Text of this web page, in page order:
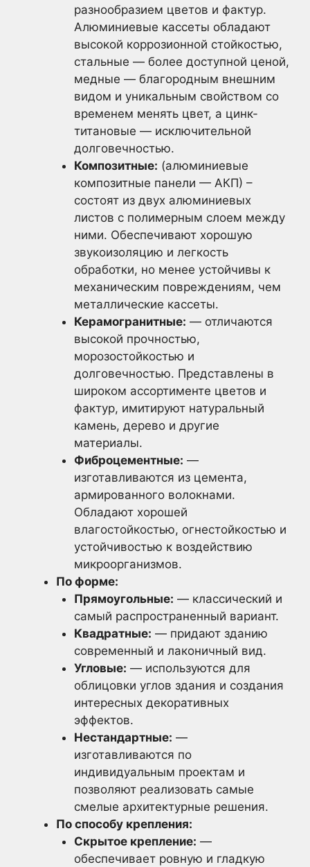
разнообразием цветов и фактур.
Алюминиевые кассеты обладают
высокой коррозионной стойкостью,
стальные — более доступной ценой,
медные — благородным внешним
видом и уникальным свойством со
временем менять цвет, а цинк-
титановые — исключительной
долговечностью.
Композитные: (алюминиевые
композитные панели — АКП) –
состоят из двух алюминиевых
листов с полимерным слоем между
ними. Обеспечивают хорошую
звукоизоляцию и легкость
обработки, но менее устойчивы к
механическим повреждениям, чем
металлические кассеты.
Керамогранитные: — отличаются
высокой прочностью,
морозостойкостью и
долговечностью. Представлены в
широком ассортименте цветов и
фактур, имитируют натуральный
камень, дерево и другие
материалы.
Фиброцементные: —
изготавливаются из цемента,
армированного волокнами.
Обладают хорошей
влагостойкостью, огнестойкостью и
устойчивостью к воздействию
микроорганизмов.
По форме:
Прямоугольные: — классический и
самый распространенный вариант.
Квадратные: — придают зданию
современный и лаконичный вид.
Угловые: — используются для
облицовки углов здания и создания
интересных декоративных
эффектов.
Нестандартные: —
изготавливаются по
индивидуальным проектам и
позволяют реализовать самые
смелые архитектурные решения.
По способу крепления:
Скрытое крепление: —
обеспечивает ровную и гладкую